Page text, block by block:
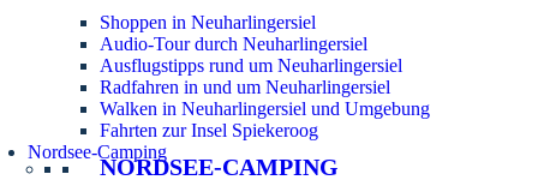
Shoppen in Neuharlingersiel
Audio-Tour durch Neuharlingersiel
Ausflugstipps rund um Neuharlingersiel
Radfahren in und um Neuharlingersiel
Walken in Neuharlingersiel und Umgebung
Fahrten zur Insel Spiekeroog
Nordsee-Camping
NORDSEE-CAMPING